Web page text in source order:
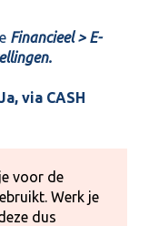
Financieel > E-
via CASH
voor de
Werk je
dus